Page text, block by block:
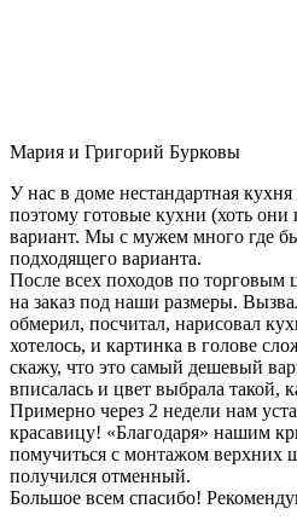
Мария и Григорий Бурковы
У нас в доме нестандартная
поэтому готовые кухни (хоть
вариант. Мы с мужем много где
подходящего варианта.
После всех походов по торговым
на заказ под наши размеры.
обмерил, посчитал, нарисовал
хотелось, и картинка в голове
скажу, что это самый дешевый
вписалась и цвет выбрала такой,
Примерно через 2 недели нам
красавицу! «Благодаря» нашим
помучиться с монтажом верхних
получился отменный.
Большое всем спасибо!